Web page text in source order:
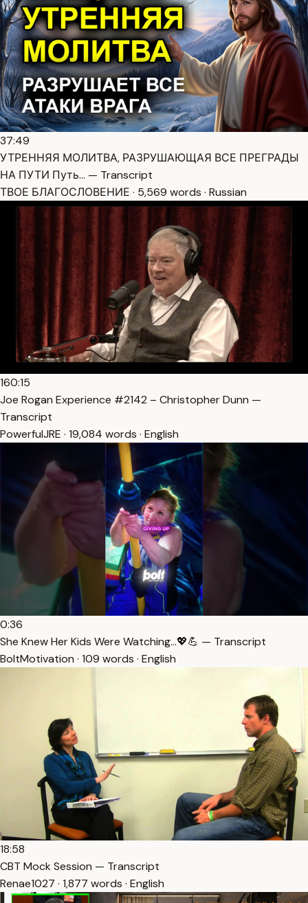
37:49
УТРЕННЯЯ МОЛИТВА, РАЗРУШАЮЩАЯ ВСЕ ПРЕГРАДЫ
НА ПУТИ Путь… — Transcript
ТВОЕ БЛАГОСЛОВЕНИЕ · 5,569 words · Russian
160:15
Joe Rogan Experience #2142 – Christopher Dunn —
Transcript
PowerfulJRE · 19,084 words · English
0:36
She Knew Her Kids Were Watching…💖💪 — Transcript
BoltMotivation · 109 words · English
18:58
CBT Mock Session — Transcript
Renae1027 · 1,877 words · English